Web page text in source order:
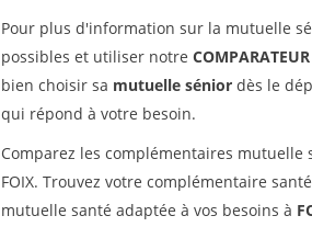
Pour plus d'information sur la mutuelle
possibles et utiliser notre
bien choisir sa mutuelle sénior dès le
qui répond à votre besoin.
Comparez les complémentaires mutuelle
FOIX. Trouvez votre complémentaire
mutuelle santé adaptée à vos besoins à